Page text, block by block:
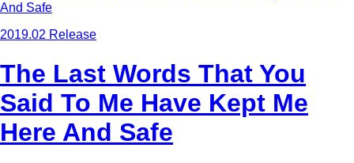
2019.02 Release
The Last Words That You
Said To Me Have Kept Me
Here And Safe